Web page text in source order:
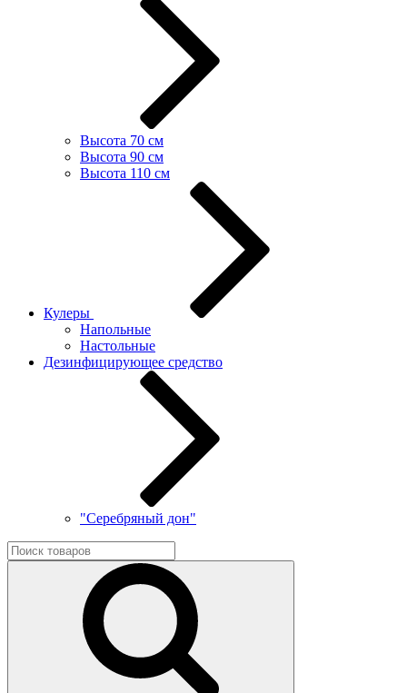
Высота 70 см
Высота 90 см
Высота 110 см
Кулеры
Напольные
Настольные
Дезинфицирующее средство
"Серебряный дон"